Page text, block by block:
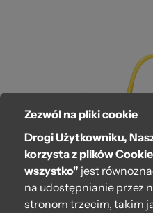
Zezwól na pliki cookie
Drogi Użytkowniku,
korzysta z plików
wszystko" jest
na udostępnianie przez
stronom trzecim, takim